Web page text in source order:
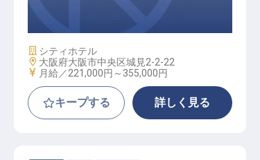
施設業態
シティホテル
勤務地
大阪府大阪市中央区城見2-2-22
給与
月給／221,000円～ 355,000円
キープする 詳しく見る